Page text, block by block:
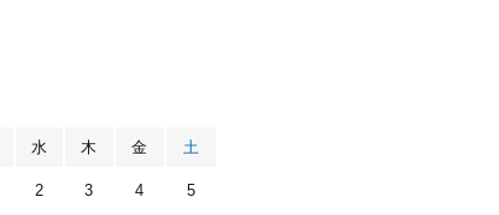
水 木 金 土
2 3 4 5